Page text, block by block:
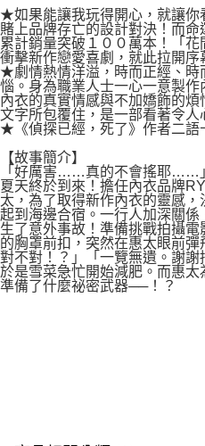
４．使用「AFTEE先享後付」時，將
時審查核予不同之上限額度；若仍有
請求用戶進行身份認證。
５．嚴禁一人註冊多個帳號或使用他
恩沛科技股份有限公司將有權停止該
每筆NT$100，滿NT$800(含以上)
國家/地區配送
★如果能讓我玩得開心，就讓你
賭上品牌存亡的設計對決！而
累計銷量突破１００萬本！「
衝擊新作戀愛喜劇，就此拉開序
★劇情熱情洋溢，時而正經、時
惱。身為職業人士一心一意製
內衣的真實情感與不加嬌飾的
文字所包覆住，是一部看著令人
★《偵探已經，死了》作者二語
【故事簡介】
「好厲害……真的不會搖耶……
夏天終於到來！擔任內衣品牌
太，為了取得新作內衣的靈感
起到海邊合宿。一行人加深關
生了意外事故！準備挑戰拍攝
的胸罩前扣，突然在惠太眼前
對不對！？」「一覽無遺。謝謝
於是雪菜急忙開始減肥。而惠
準備了什麼祕密武器──！？